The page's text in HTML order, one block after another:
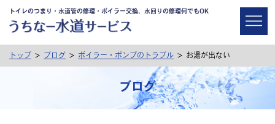
トイレのつまり・水道管の修理・ボイラー交換、水回りの修理何でもOK
トップ > ブログ > ボイラー・ポンプのトラブル > お湯が出ない
ブログ